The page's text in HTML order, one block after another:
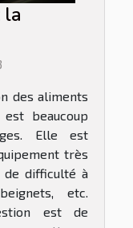
la
des aliments
beaucoup
Elle est
très
de difficulté à
etc.
est de